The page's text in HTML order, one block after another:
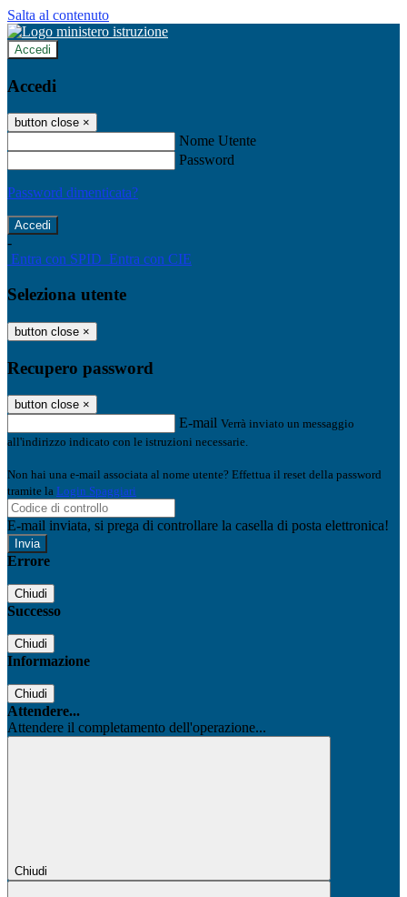
Salta al contenuto
Accedi
Accedi
button close ×
Nome Utente
Password
Password dimenticata?
-
Entra con SPID Entra con CIE
Seleziona utente
button close ×
Recupero password
button close ×
E-mail Verrà inviato un messaggio
all'indirizzo indicato con le istruzioni necessarie.
Non hai una e-mail associata al nome utente? Effettua il reset della password
tramite la Login Spaggiari
E-mail inviata, si prega di controllare la casella di posta elettronica!
Errore
Chiudi
Successo
Chiudi
Informazione
Chiudi
Attendere...
Attendere il completamento dell'operazione...
Chiudi